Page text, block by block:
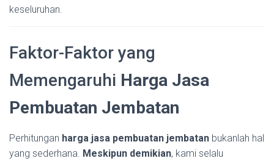
keseluruhan.
Faktor-Faktor yang
Memengaruhi Harga Jasa
Pembuatan Jembatan
Perhitungan harga jasa pembuatan jembatan bukanlah hal
yang sederhana. Meskipun demikian, kami selalu